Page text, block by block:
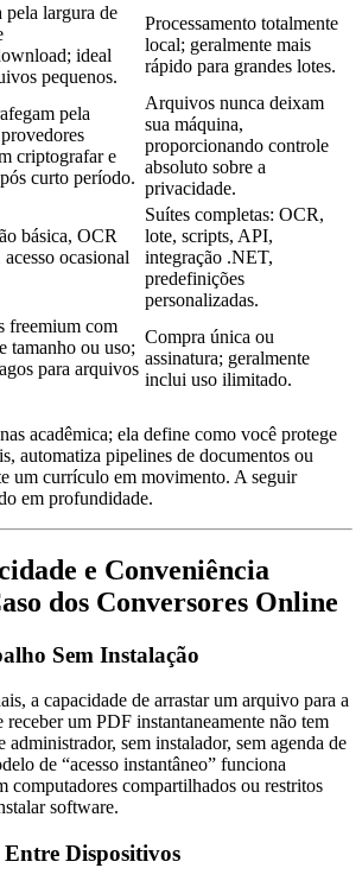
pela largura de
ideal
pequenos.
Processamento totalmente
local; geralmente mais
rápido para grandes lotes.
pela
criptografar e
curto período.
Arquivos nunca deixam
sua máquina,
proporcionando controle
absoluto sobre a
privacidade.
básica, OCR
ocasional
Suítes completas: OCR,
lote, scripts, API,
integração .NET,
predefinições
personalizadas.
freemium com
tamanho ou uso;
para arquivos
Compra única ou
assinatura; geralmente
inclui uso ilimitado.
acadêmica; ela define como você protege
automatiza pipelines de documentos ou
um currículo em movimento. A seguir
em profundidade.
e Conveniência
dos Conversores Online
Sem Instalação
a capacidade de arrastar um arquivo para a
receber um PDF instantaneamente não tem
administrador, sem instalador, sem agenda de
de “acesso instantâneo” funciona
computadores compartilhados ou restritos
software.
Dispositivos